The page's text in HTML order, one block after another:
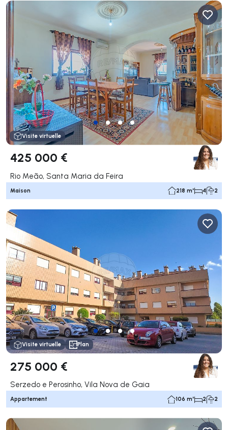
Visite virtuelle
425 000 €
Rio Meão, Santa Maria da Feira
Maison 218 m² 4 2
Visite virtuelle Plan
275 000 €
Serzedo e Perosinho, Vila Nova de Gaia
Appartement 106 m² 2 2